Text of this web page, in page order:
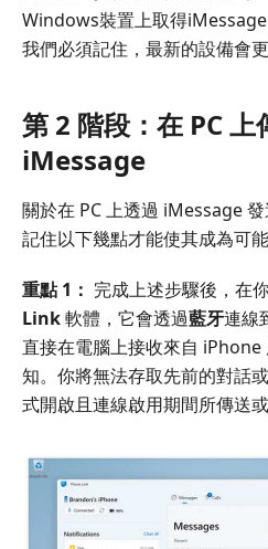
Windows裝置上取得iMessage
我們必須記住，最新的設備會
第 2 階段：在 PC 上
iMessage
關於在 PC 上透過 iMessage
記住以下幾點才能使其成為可能
重點 1： 完成上述步驟後，在
Link軟體，它會透過藍牙連線
直接在電腦上接收來自 iPhone
知。你將無法存取先前的對話
式開啟且連線啟用期間所傳送或